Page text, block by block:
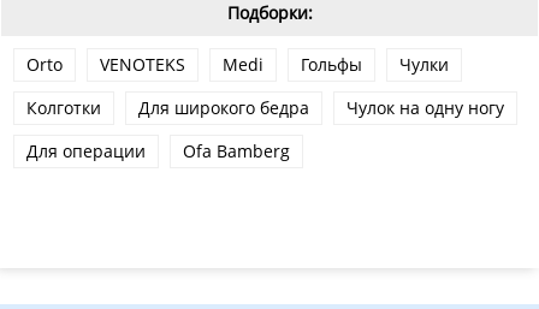
Подборки:
Orto VENOTEKS Medi Гольфы
Чулки
Колготки
Для широкого бедра
Чулок на одну ногу
Для операции
Ofa Bamberg